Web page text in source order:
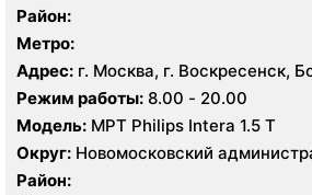
Район:
Метро:
Адрес: г. Москва, г. Воскресенск,
д. 1, корп. 8
Режим работы: 8.00 - 20.00
Модель: МРТ Philips Intera 1.5 T
Округ: Новомосковский
Район: